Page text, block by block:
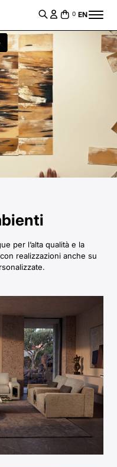
0 EN
per l’alta qualità e la
realizzazioni anche su